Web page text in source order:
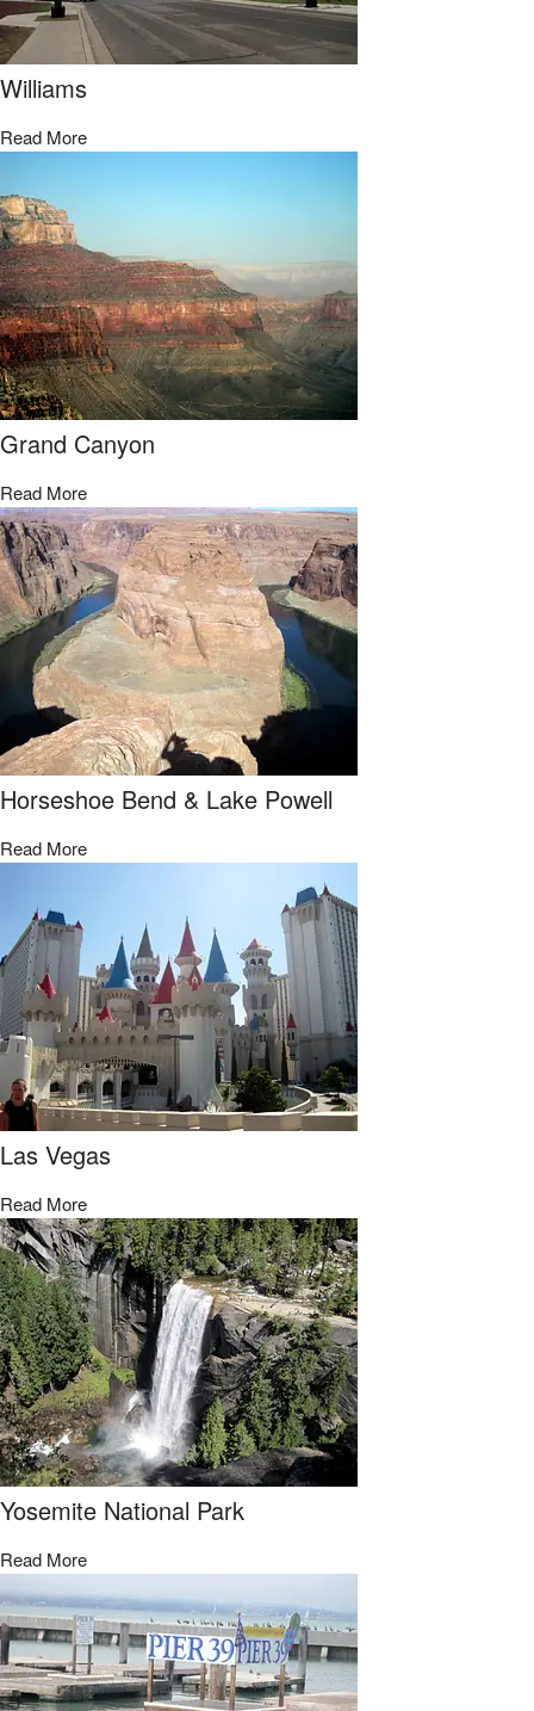
Williams
Read More
Grand Canyon
Read More
Horseshoe Bend & Lake Powell​
Read More
Las Vegas
Read More
Yosemite National Park
Read More